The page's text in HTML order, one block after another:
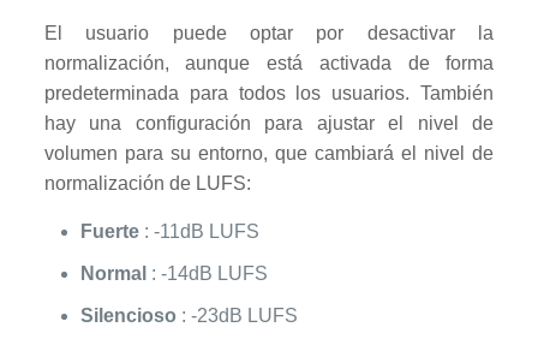
El usuario puede optar por desactivar la
normalización, aunque está activada de forma
predeterminada para todos los usuarios. También
hay una configuración para ajustar el nivel de
volumen para su entorno, que cambiará el nivel de
normalización de LUFS:
Fuerte: -11dB LUFS
Normal : -14dB LUFS
Silencioso : -23dB LUFS